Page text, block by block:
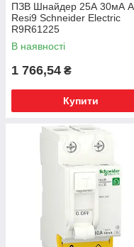
ПЗВ Шнайдер 25А 30мА A
Resi9 Schneider Electric
R9R61225
В наявності
1 766,54 ₴
Купити